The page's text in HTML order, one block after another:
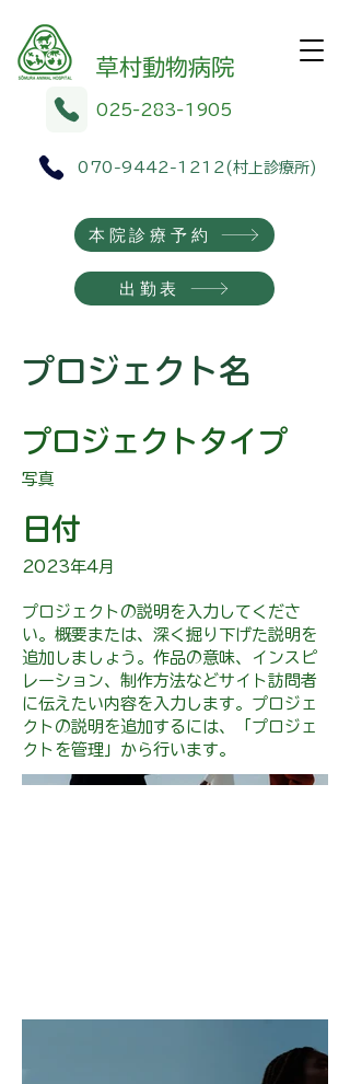
​​草村動物病院
本院診療予約
025-283-1905
出勤表
070-9442-1212 (村上診療所)
プロジェクト名
プロジェクトタイプ
写真
日付
2023年4月
プロジェクトの説明を入力してくださ
い。概要または、深く掘り下げた説明を
追加しましょう。作品の意味、インスピ
レーション、制作方法などサイト訪問者
に伝えたい内容を入力します。プロジェ
クトの説明を追加するには、「プロジェ
クトを管理」から行います。